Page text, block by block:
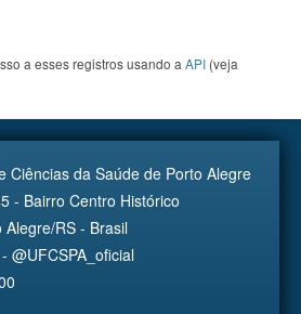
a esses registros usando a API (veja
Ciências da Saúde de Porto Alegre
- Bairro Centro Histórico
RS - Brasil
@UFCSPA_oficial